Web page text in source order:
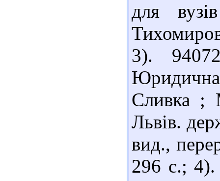
для
3).
Сливка ;
Львів.
вид.,
296 с.;